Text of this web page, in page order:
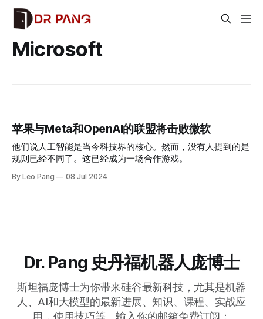
Microsoft
苹果与Meta和OpenAI的联盟将击败微软
他们说人工智能是当今科技界的核心。然而，没有人提到的是
规则已经不同了。这已经成为一场合作游戏。
By Leo Pang 08 Jul 2024
Dr. Pang 史丹福机器人庞博士
斯坦福庞博士为你带来硅谷最新科技，尤其是机器
人、AI和大模型的最新进展、知识、课程、实战应